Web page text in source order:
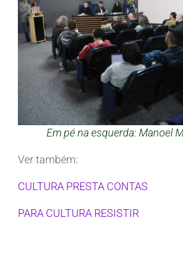
Em pé na esquerda: Manoel
Ver também:
CULTURA PRESTA CONTAS
PARA CULTURA RESISTIR